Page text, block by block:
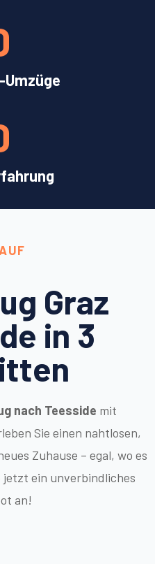
Graz
in 3
nach Teesside mit
Sie einen nahtlosen,
Zuhause – egal, wo es
ein unverbindliches
an!